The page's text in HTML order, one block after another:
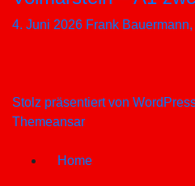
4. Juni 2026 Frank
Stolz präsentiert von
Themeansar
Home